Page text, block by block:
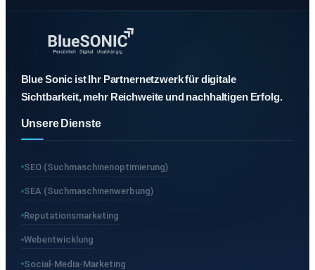
Blue Sonic ist Ihr Partnernetzwerk für digitale
Sichtbarkeit, mehr Reichweite und nachhaltigen Erfolg.
Unsere Dienste
SEO (Suchmaschinenoptimierung)
SEA (Suchmaschinenwerbung)
Reputationsmarketing
Webentwicklung
Social-Media-Marketing